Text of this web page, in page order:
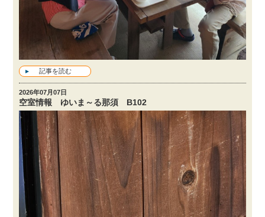
記事を読む
2026年07月07日
空室情報 ゆいま～る那須 B102